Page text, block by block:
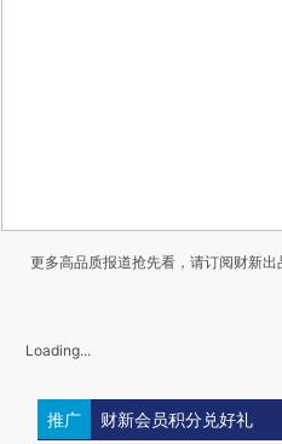
更多高品质报道抢先看，请订阅财新出
Loading...
推广 财新会员积分兑好礼